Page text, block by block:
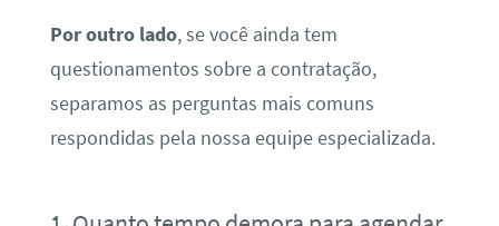
Por outro lado, se você ainda tem
questionamentos sobre a contratação,
separamos as perguntas mais comuns
respondidas pela nossa equipe especializada.